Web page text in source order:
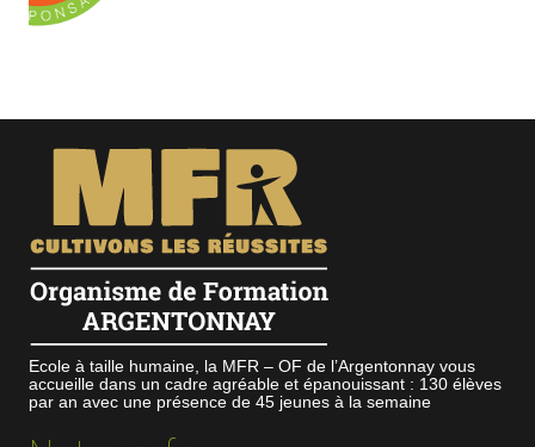
Ecole à taille humaine, la MFR – OF de l’Argentonnay vous
accueille dans un cadre agréable et épanouissant : 130 élèves
par an avec une présence de 45 jeunes à la semaine